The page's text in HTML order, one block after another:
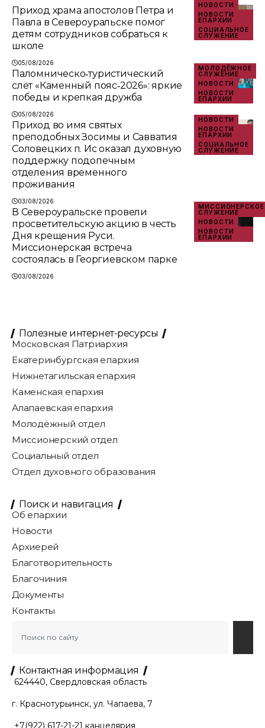
НОВОСТИ
НОВОСТИ
ЕПАРХИИ
СОЦИАЛЬНОЕ
СЛУЖЕНИЕ
Приход храма апостолов Петра и
Павла в Североуральске помог
детям сотрудников собраться к
школе
05/08/2026
МОЛОДЁЖНОЕ
СЛУЖЕНИЕ
НОВОСТИ
НОВОСТИ
ЕПАРХИИ
Паломническо‑туристический
слёт «Каменный пояс‑2026»: яркие
победы и крепкая дружба
05/08/2026
НОВОСТИ
НОВОСТИ
ЕПАРХИИ
СОЦИАЛЬНОЕ
СЛУЖЕНИЕ
Приход во имя святых
преподобных Зосимы и Савватия
Соловецких п. Ис оказал духовную
поддержку подопечным
отделения временного
проживания
03/08/2026
МИССИОНЕРСКОЕ
СЛУЖЕНИЕ
НОВОСТИ
НОВОСТИ
ЕПАРХИИ
В Североуральске провели
просветительскую акцию в честь
Дня крещения Руси.
Миссионерская встреча
состоялась в Георгиевском парке
03/08/2026
Полезные интернет-ресурсы
Московская Патриархия
Екатеринбургская епархия
Нижнетагильская епархия
Каменская епархия
Алапаевская епархия
Молодёжный отдел
Миссионерский отдел
Социальный отдел
Отдел духовного образования
Поиск и навигация
Об епархии
Новости
Архиерей
Благотворительность
Благочиния
Документы
Контакты
Контактная информация
624440, Свердловская область
г. Краснотурьинск, ул. Чапаева, 7
+7(922) 617-21-21 канцелярия